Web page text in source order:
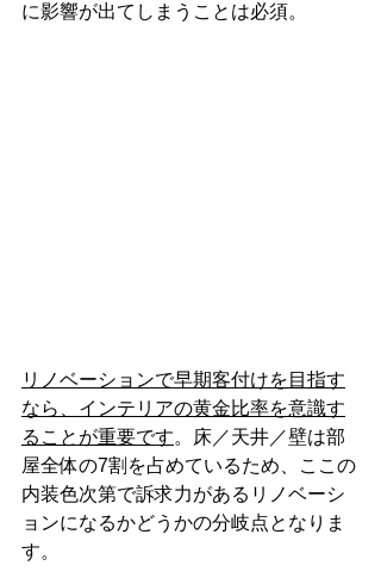
に影響が出てしまうことは必須。
リノベーションで早期客付けを目指す
なら、インテリアの黄金比率を意識す
ることが重要です。床／天井／壁は部
屋全体の7割を占めているため、ここの
内装色次第で訴求力があるリノベーシ
ョンになるかどうかの分岐点となりま
す。